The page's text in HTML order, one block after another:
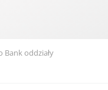
Bank oddziały